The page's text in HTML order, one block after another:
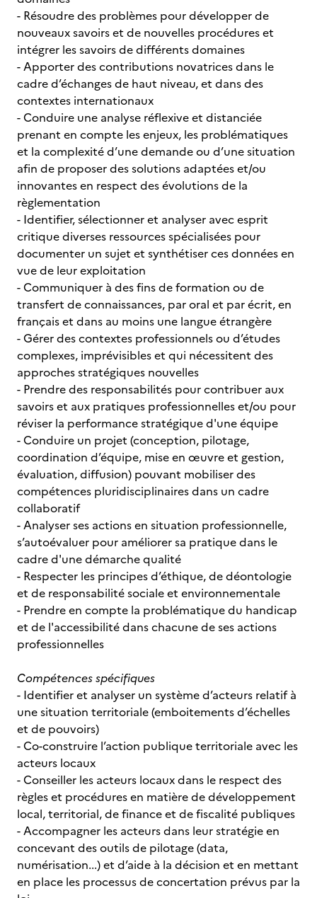
- Résoudre des problèmes pour développer de
nouveaux savoirs et de nouvelles procédures et
intégrer les savoirs de différents domaines
- Apporter des contributions novatrices dans le
cadre d’échanges de haut niveau, et dans des
contextes internationaux
- Conduire une analyse réflexive et distanciée
prenant en compte les enjeux, les problématiques
et la complexité d’une demande ou d’une situation
afin de proposer des solutions adaptées et/ou
innovantes en respect des évolutions de la
règlementation
- Identifier, sélectionner et analyser avec esprit
critique diverses ressources spécialisées pour
documenter un sujet et synthétiser ces données en
vue de leur exploitation
- Communiquer à des fins de formation ou de
transfert de connaissances, par oral et par écrit, en
français et dans au moins une langue étrangère
- Gérer des contextes professionnels ou d’études
complexes, imprévisibles et qui nécessitent des
approches stratégiques nouvelles
- Prendre des responsabilités pour contribuer aux
savoirs et aux pratiques professionnelles et/ou pour
réviser la performance stratégique d'une équipe
- Conduire un projet (conception, pilotage,
coordination d’équipe, mise en œuvre et gestion,
évaluation, diffusion) pouvant mobiliser des
compétences pluridisciplinaires dans un cadre
collaboratif
- Analyser ses actions en situation professionnelle,
s’autoévaluer pour améliorer sa pratique dans le
cadre d'une démarche qualité
- Respecter les principes d’éthique, de déontologie
et de responsabilité sociale et environnementale
- Prendre en compte la problématique du handicap
et de l'accessibilité dans chacune de ses actions
professionnelles
Compétences spécifiques
- Identifier et analyser un système d’acteurs relatif à
une situation territoriale (emboitements d’échelles
et de pouvoirs)
- Co-construire l’action publique territoriale avec les
acteurs locaux
- Conseiller les acteurs locaux dans le respect des
règles et procédures en matière de développement
local, territorial, de finance et de fiscalité publiques
- Accompagner les acteurs dans leur stratégie en
concevant des outils de pilotage (data,
numérisation...) et d’aide à la décision et en mettant
en place les processus de concertation prévus par la